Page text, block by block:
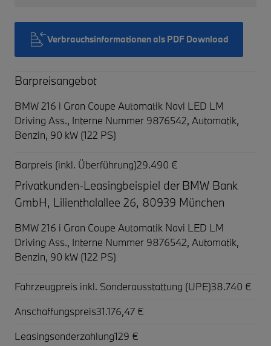
Verbrauchsinformationen als PDF Download
Barpreisangebot
BMW 216 i Gran Coupe Automatik Navi LED LM
Driving Ass., Interne Nummer 9876542, Automatik,
Benzin, 90 kW (122 PS)
Barpreis (inkl. Überführung)29.490 €
Privatkunden-Leasingbeispiel der BMW Bank
GmbH, Lilienthalallee 26, 80939 München
BMW 216 i Gran Coupe Automatik Navi LED LM
Driving Ass., Interne Nummer 9876542, Automatik,
Benzin, 90 kW (122 PS)
Fahrzeugpreis inkl. Sonderausstattung (UPE)38.740 €
Anschaffungspreis31.176,47 €
Leasingsonderzahlung129 €